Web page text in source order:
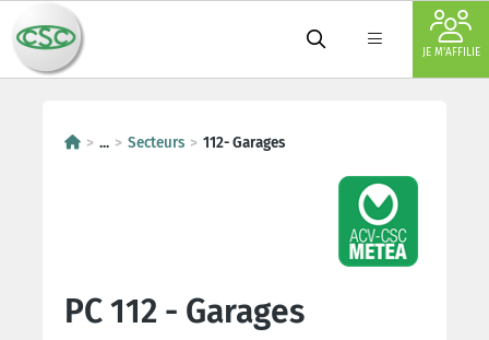
JE M'AFFILIE
... Secteurs 112- Garages
PC 112 - Garages